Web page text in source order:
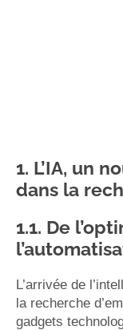
1. L’IA, un
dans la
1.1. De
L’arrivée de
la recherche
gadgets